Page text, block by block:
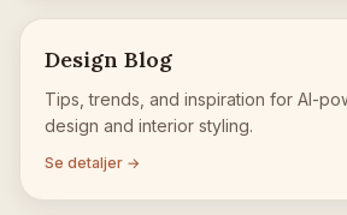
Design Blog
Tips, trends, and inspiration for AI-
design and interior styling.
Se detaljer →